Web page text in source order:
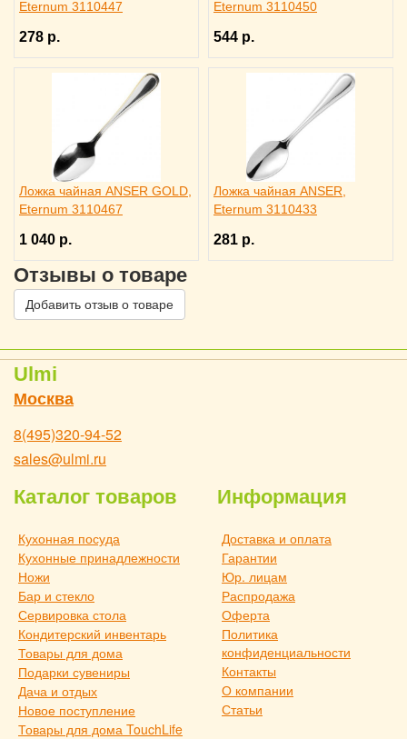
Eternum 3110447
278 р.
Eternum 3110450
544 р.
Ложка чайная ANSER GOLD,
Eternum 3110467
1 040 р.
Ложка чайная ANSER,
Eternum 3110433
281 р.
Отзывы о товаре
Добавить отзыв о товаре
Ulmi
Москва
8(495)320-94-52
sales@ulmi.ru
Каталог товаров
Кухонная посуда
Кухонные принадлежности
Ножи
Бар и стекло
Сервировка стола
Кондитерский инвентарь
Товары для дома
Подарки сувениры
Дача и отдых
Новое поступление
Товары для дома TouchLife
Информация
Доставка и оплата
Гарантии
Юр. лицам
Распродажа
Оферта
Политика
конфиденциальности
Контакты
О компании
Статьи